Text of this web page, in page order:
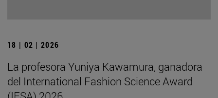
18 | 02 | 2026
La profesora Yuniya Kawamura, ganadora
del International Fashion Science Award